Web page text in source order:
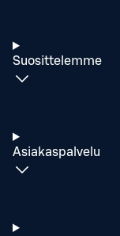
Suosittelemme
Asiakaspalvelu